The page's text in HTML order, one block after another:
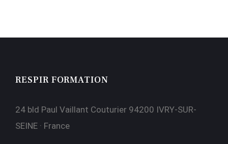
RESPIR FORMATION
24 bld Paul Vaillant Couturier 94200 IVRY-SUR-
SEINE · France